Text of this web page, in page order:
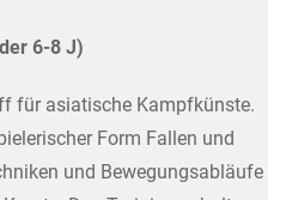
6-8 J)
für asiatische Kampfkünste.
Form Fallen und
und Bewegungsabläufe